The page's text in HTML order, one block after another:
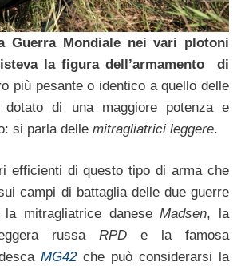
Guerra Mondiale nei vari plotoni
la figura dell’armamento di
più pesante o identico a quello delle
dotato di una maggiore potenza e
si parla delle mitragliatrici leggere.
efficienti di questo tipo di arma che
campi di battaglia delle due guerre
la mitragliatrice daneseMadsen, la
russa RPD e la famosa
MG42che può considerarsi la